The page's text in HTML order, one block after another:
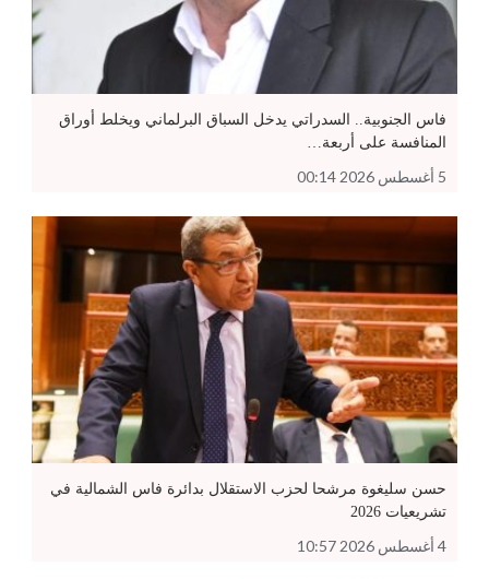
فاس الجنوبية.. السدراتي يدخل السباق البرلماني ويخلط أوراق
المنافسة على أربعة…
5 أغسطس 2026 00:14
حسن سليغوة مرشحا لحزب الاستقلال بدائرة فاس الشمالية في
تشريعيات 2026
4 أغسطس 2026 10:57